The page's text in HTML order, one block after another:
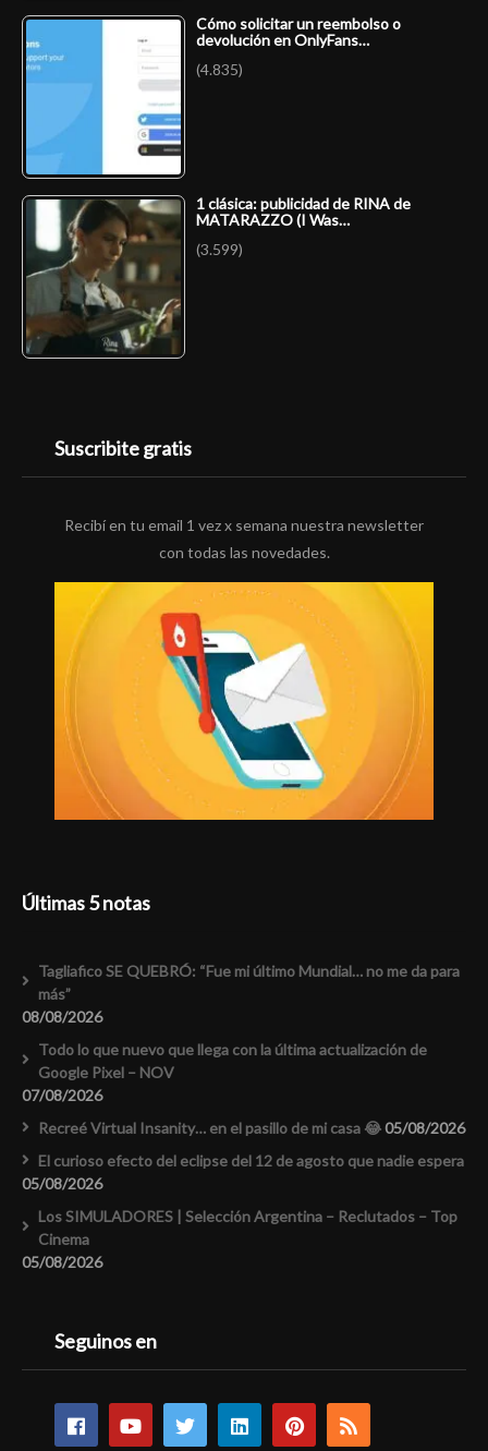
Cómo solicitar un reembolso o
devolución en OnlyFans…
(4.835)
1 clásica: publicidad de RINA de
MATARAZZO (I Was…
(3.599)
Suscribite gratis
Recibí en tu email 1 vez x semana nuestra newsletter
con todas las novedades.
Últimas 5 notas
Tagliafico SE QUEBRÓ: “Fue mi último Mundial… no me da para
más”
08/08/2026
Todo lo que nuevo que llega con la última actualización de
Google Pixel – NOV
07/08/2026
Recreé Virtual Insanity… en el pasillo de mi casa 😂05/08/2026
El curioso efecto del eclipse del 12 de agosto que nadie espera
05/08/2026
Los SIMULADORES | Selección Argentina – Reclutados – Top
Cinema
05/08/2026
Seguinos en